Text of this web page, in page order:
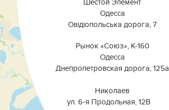
Одесса
Овідіопольська дорога, 7
Рынок «Союз», К-160
Одесса
Днепропетровская дорога, 125а
Николаев
ул. 6-я Продольная, 12В ⠀